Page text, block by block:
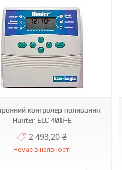
контролер поливання
Hunter ELC 401i-E
2 493,20 ₴
Немає в наявності
601i-E